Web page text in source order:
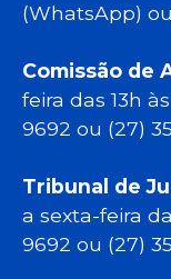
(WhatsApp)
Comissão de
feira das 13h
9692 ou (27)
Tribunal de
a sexta-feira
9692 ou (27)